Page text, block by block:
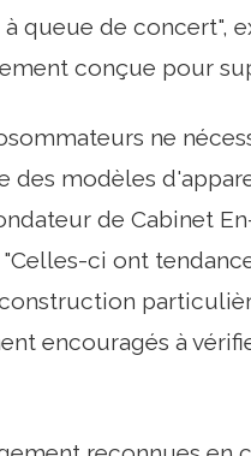
queue de concert",
conçue pour
ne
des modèles
de Cabinet
ci ont
encouragés à